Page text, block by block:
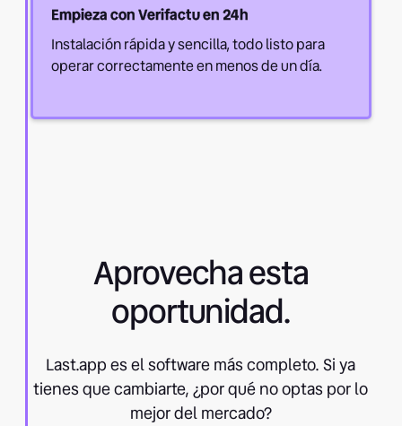
Empieza con Verifactu en 24h
Instalación rápida y sencilla, todo listo para
operar correctamente en menos de un día.
Aprovecha esta
oportunidad.
Last.app es el software más completo. Si ya
tienes que cambiarte, ¿por qué no optas por lo
mejor del mercado?